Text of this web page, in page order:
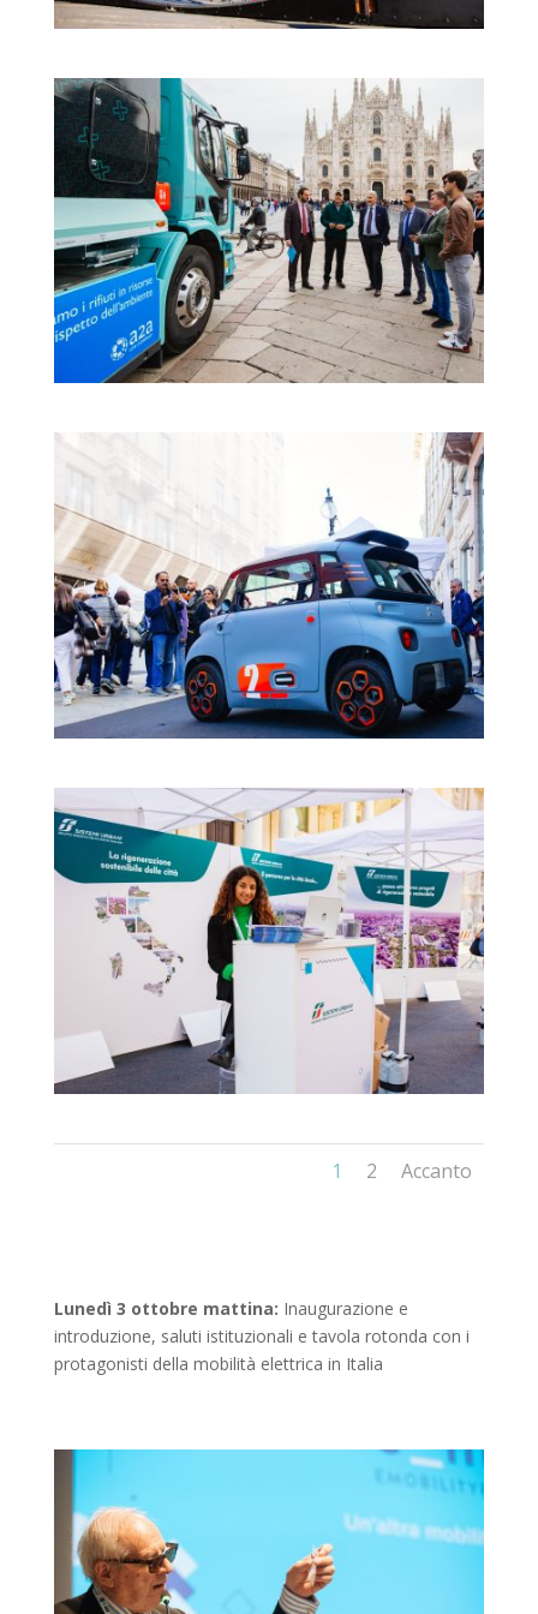
1 2 Accanto
Lunedì 3 ottobre mattina: Inaugurazione e
introduzione, saluti istituzionali e tavola rotonda con i
protagonisti della mobilità elettrica in Italia